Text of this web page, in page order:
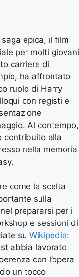
epica, il film
per molti giovani
carriere di
ha affrontato
ruolo di Harry
con registi e
Al contempo,
contribuito alla
nella memoria
come la scelta
sulla
prepararsi per i
e sessioni di
su Wikipedia:
abbia lavorato
con l’opera
un tocco